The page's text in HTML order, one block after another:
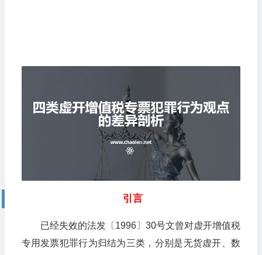
引言
已经失效的法发〔1996〕30号文曾对虚开增值税
专用发票犯罪行为归结为三类，分别是无货虚开、数